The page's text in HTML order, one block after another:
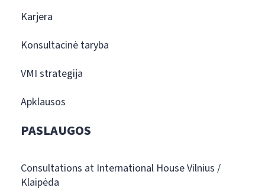
Karjera
Konsultacinė taryba
VMI strategija
Apklausos
PASLAUGOS
Consultations at International House Vilnius /
Klaipėda